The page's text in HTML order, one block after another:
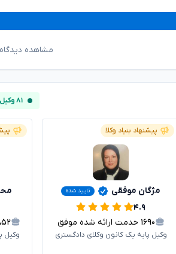
مشاهده
۸۱ وکیل آنلاین
پیشنهاد بنیاد وکلا
مژگان موفقی تایید شده
۴.۹
۱۶۹۰ خدمت ارائه شده موفق
وکیل پایه یک کانون وکلای دادگستری وکیل